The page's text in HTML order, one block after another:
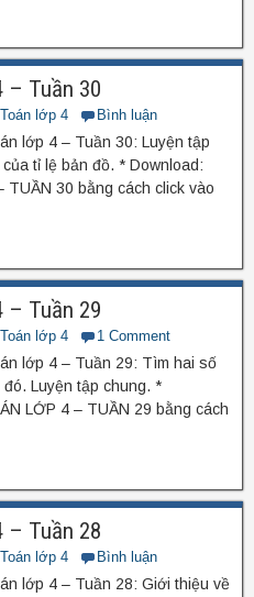
– Tuần 30
lớp 4 Bình luận
lớp 4 – Tuần 30: Luyện tập
tỉ lệ bản đồ. * Download:
TUẦN 30 bằng cách click vào
– Tuần 29
lớp 4 1 Comment
lớp 4 – Tuần 29: Tìm hai số
Luyện tập chung. *
LỚP 4 – TUẦN 29 bằng cách
– Tuần 28
lớp 4 Bình luận
lớp 4 – Tuần 28: Giới thiệu về